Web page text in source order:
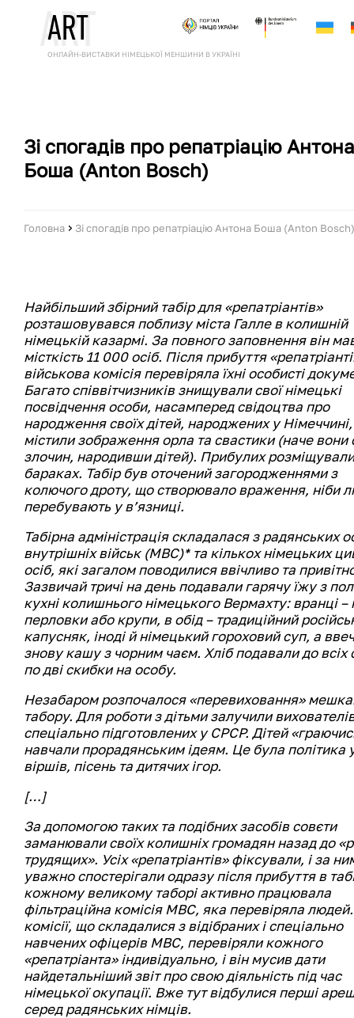
ART
ART
ОНЛАЙН-ВИСТАВКИ НІМЕЦЬКОЇ МЕНШИНИ В УКРАЇНІ
Зі спогадів про репатріацію Антона
Боша (Anton Bosch)
Головна › Зі спогадів про репатріацію Антона Боша (Anton Bosch)
Найбільший збірний табір для «репатріантів»
розташовувався поблизу міста Галле в колишній
німецькій казармі. За повного заповнення він
місткість 11 000 осіб. Після прибуття
військова комісія перевіряла їхні особисті
Багато співвітчизників знищували свої німецькі
посвідчення особи, насамперед свідоцтва про
народження своїх дітей, народжених у Німеччині,
містили зображення орла та свастики (наче вони
злочин, народивши дітей). Прибулих
бараках. Табір був оточений загородженнями з
колючого дроту, що створювало враження, ніби
перебувають у в’язниці.
Табірна адміністрація складалася з радянських
внутрішніх військ (МВС)* та кількох німецьких
осіб, які загалом поводилися ввічливо та
Зазвичай тричі на день подавали гарячу їжу з
кухні колишнього німецького Вермахту: вранці
перловки або крупи, в обід – традиційний
капусняк, іноді й німецький гороховий суп, а
знову кашу з чорним чаєм. Хліб подавали до всіх
по дві скибки на особу.
Незабаром розпочалося «перевиховання»
табору. Для роботи з дітьми залучили
спеціально підготовлених у СРСР. Дітей
навчали прорадянським ідеям. Це була політика
віршів, пісень та дитячих ігор.
[…]
За допомогою таких та подібних засобів совєти
заманювали своїх колишніх громадян назад до
трудящих». Усіх «репатріантів» фіксували, і за
уважно спостерігали одразу після прибуття в
кожному великому таборі активно працювала
фільтраційна комісія МВС, яка перевіряла
комісії, що складалися з відібраних і спеціально
навчених офіцерів МВС, перевіряли кожного
«репатріанта» індивідуально, і він мусив дати
найдетальніший звіт про свою діяльність під час
німецької окупації. Вже тут відбулися перші
серед радянських німців.